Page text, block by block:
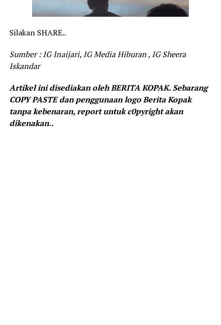
Silakan SHARE..
Sumber : IG Inaijari, IG Media Hiburan , IG Sheera
Iskandar
Artikel ini disediakan oleh BERITA KOPAK. Sebarang
COPY PASTE dan penggunaan logo Berita Kopak
tanpa kebenaran, report untuk c0pyright akan
dikenakan..